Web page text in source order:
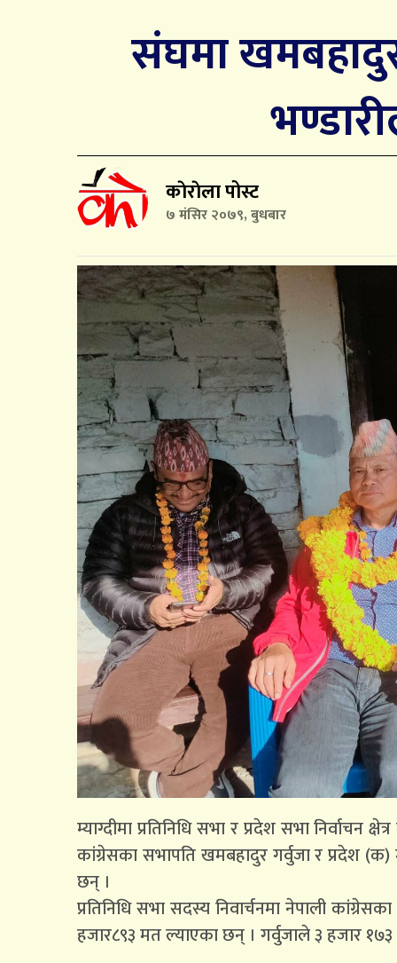
संघमा
काेराेला पोस्ट
७ मंसिर २०७९, बुधबार
म्याग्दीमा प्रतिनिधि सभा र प्रदेश सभा निर्वाचन
कांग्रेसका सभापति खमबहादुर गर्वुजा र प्रदेश (क)
छन् ।
प्रतिनिधि सभा सदस्य निवार्चनमा नेपाली
हजार८९३ मत ल्याएका छन् । गर्वुजाले ३ हजार